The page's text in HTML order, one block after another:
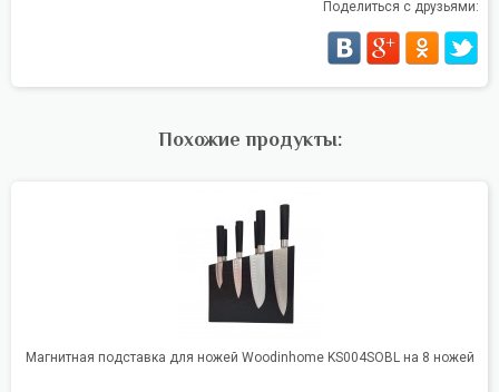
Поделиться с друзьями:
Похожие продукты:
Магнитная подставка для ножей Woodinhome KS004SOBL на 8 ножей